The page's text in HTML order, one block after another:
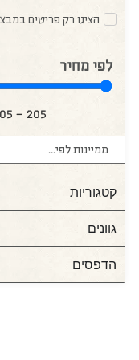
הציגו רק פריטים
לפי מחיר
205
—
קטגוריות
גוונים
הדפסים